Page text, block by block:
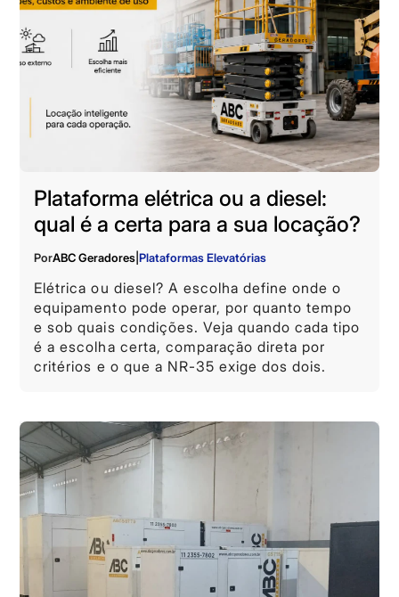
Plataforma elétrica ou a diesel:
qual é a certa para a sua locação?
PorABC Geradores |Plataformas Elevatórias
Elétrica ou diesel? A escolha define onde o
equipamento pode operar, por quanto tempo
e sob quais condições. Veja quando cada tipo
é a escolha certa, comparação direta por
critérios e o que a NR-35 exige dos dois.